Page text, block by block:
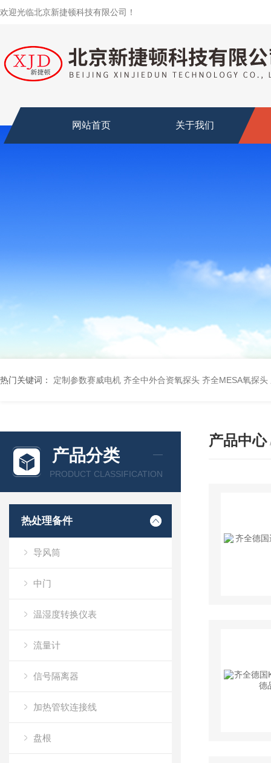
欢迎光临北京新捷顿科技有限公司！
网站首页 关于我们
热门关键词： 定制参数赛威电机 齐全中外合资氧探头 齐全MESA氧探头
产品分类
PRODUCT CLASSIFICATION
热处理备件
导风筒
中门
温湿度转换仪表
流量计
信号隔离器
加热管软连接线
盘根
产品中心